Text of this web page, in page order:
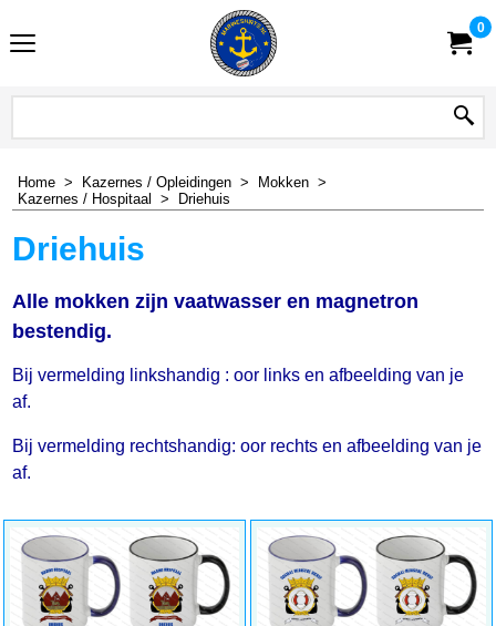
0
Home > Kazernes / Opleidingen > Mokken >
Kazernes / Hospitaal
> Driehuis
Driehuis
Alle mokken zijn vaatwasser en magnetron
bestendig.
Bij vermelding linkshandig : oor links en afbeelding van je
af.
Bij vermelding rechtshandig: oor rechts en afbeelding van je
af.